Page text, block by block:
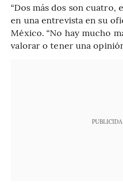
“Dos más dos son cuatro,
en una entrevista en su
México. “No hay mucho
valorar o tener una